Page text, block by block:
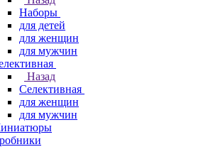
Наборы
для детей
для женщин
для мужчин
Назад
Селективная
для женщин
для мужчин